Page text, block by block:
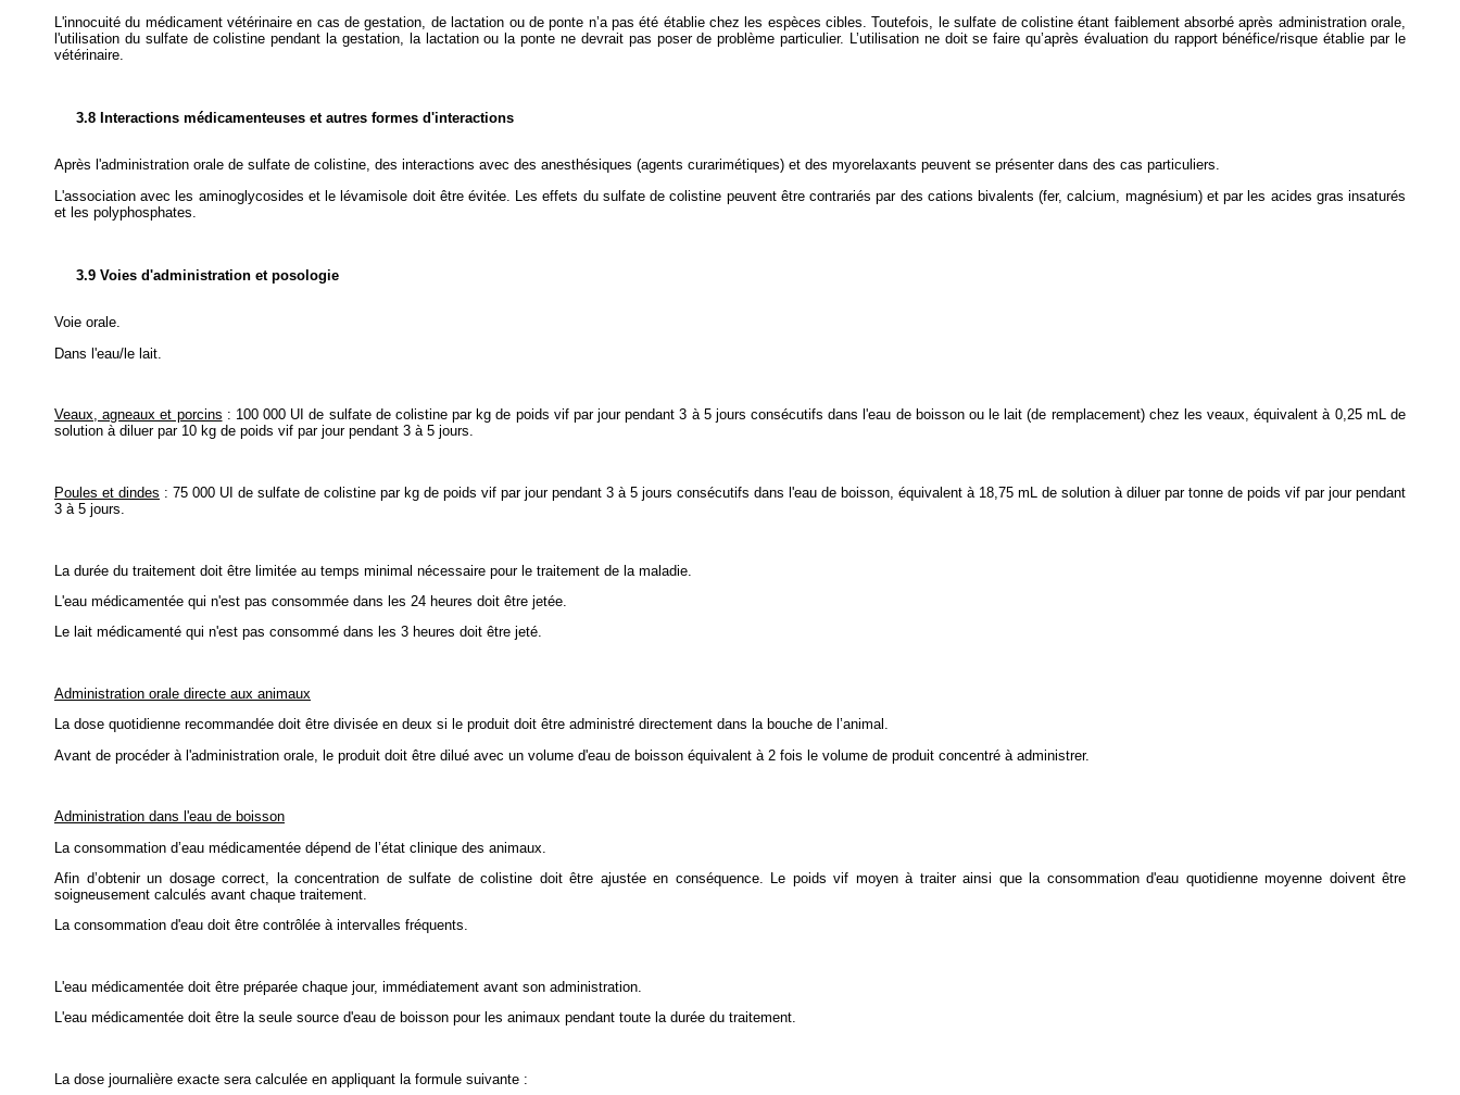
L'innocuité du médicament vétérinaire en cas de gestation, de lactation ou de ponte n’a pas été établie chez les espèces cibles. Toutefois, le sulfate de colistine étant faiblement absorbé après administration orale,
l'utilisation du sulfate de colistine pendant la gestation, la lactation ou la ponte ne devrait pas poser de problème particulier. L’utilisation ne doit se faire qu’après évaluation du rapport bénéfice/risque établie par le
vétérinaire.
3.8 Interactions médicamenteuses et autres formes d'interactions
Après l'administration orale de sulfate de colistine, des interactions avec des anesthésiques (agents curarimétiques) et des myorelaxants peuvent se présenter dans des cas particuliers.
L'association avec les aminoglycosides et le lévamisole doit être évitée. Les effets du sulfate de colistine peuvent être contrariés par des cations bivalents (fer, calcium, magnésium) et par les acides gras insaturés
et les polyphosphates.
3.9 Voies d'administration et posologie
Voie orale.
Dans l'eau/le lait.
Veaux, agneaux et porcins : 100 000 UI de sulfate de colistine par kg de poids vif par jour pendant 3 à 5 jours consécutifs dans l'eau de boisson ou le lait (de remplacement) chez les veaux, équivalent à 0,25 mL de
solution à diluer par 10 kg de poids vif par jour pendant 3 à 5 jours.
Poules et dindes : 75 000 UI de sulfate de colistine par kg de poids vif par jour pendant 3 à 5 jours consécutifs dans l'eau de boisson, équivalent à 18,75 mL de solution à diluer par tonne de poids vif par jour pendant
3 à 5 jours.
La durée du traitement doit être limitée au temps minimal nécessaire pour le traitement de la maladie.
L'eau médicamentée qui n'est pas consommée dans les 24 heures doit être jetée.
Le lait médicamenté qui n'est pas consommé dans les 3 heures doit être jeté.
Administration orale directe aux animaux
La dose quotidienne recommandée doit être divisée en deux si le produit doit être administré directement dans la bouche de l’animal.
Avant de procéder à l'administration orale, le produit doit être dilué avec un volume d'eau de boisson équivalent à 2 fois le volume de produit concentré à administrer.
Administration dans l'eau de boisson
La consommation d’eau médicamentée dépend de l’état clinique des animaux.
Afin d’obtenir un dosage correct, la concentration de sulfate de colistine doit être ajustée en conséquence. Le poids vif moyen à traiter ainsi que la consommation d'eau quotidienne moyenne doivent être
soigneusement calculés avant chaque traitement.
La consommation d'eau doit être contrôlée à intervalles fréquents.
L'eau médicamentée doit être préparée chaque jour, immédiatement avant son administration.
L'eau médicamentée doit être la seule source d'eau de boisson pour les animaux pendant toute la durée du traitement.
La dose journalière exacte sera calculée en appliquant la formule suivante :